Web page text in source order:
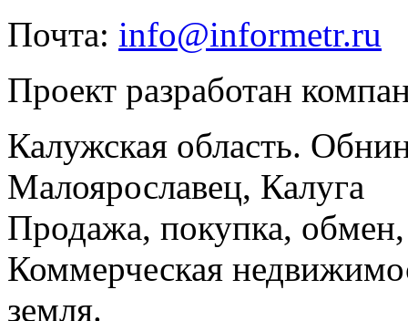
Почта: info@informetr.ru
Проект разработан
Калужская область.
Малоярославец, Калуга
Продажа, покупка, обмен,
Коммерческая
земля.